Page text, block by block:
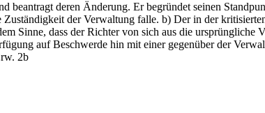
deren Änderung. Er begründet seinen
der Verwaltung falle. b) Der in der
Sinne, dass der Richter von sich aus die ursprüngliche
auf Beschwerde hin mit einer gegenüber der
2b